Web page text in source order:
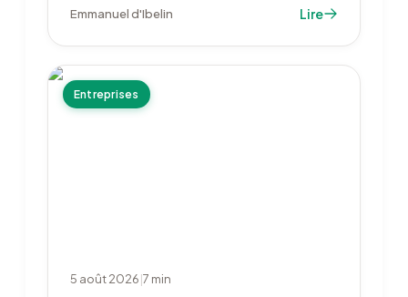
générative » dans les contrats de
responsabilité civile professionnelle.
Emmanuel d'Ibelin Lire
Entreprises
5 août 2026|7 min